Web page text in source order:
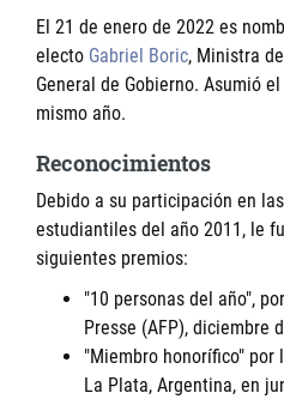
El 21 de enero de 2022 es
electo Gabriel Boric, Ministra
General de Gobierno. Asumió
mismo año.
Reconocimientos
Debido a su participación en
estudiantiles del año 2011, le
siguientes premios:
"10 personas del año",
Presse (AFP), diciembre
"Miembro honorífico" por
La Plata, Argentina, en